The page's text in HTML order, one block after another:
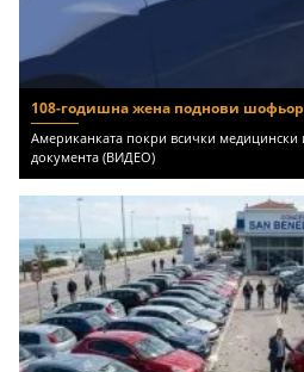
108-годишна жена поднови
Американката покри всички медицински
документа (ВИДЕО)